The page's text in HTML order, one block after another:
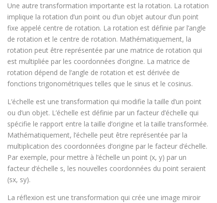
Une autre transformation importante est la rotation. La rotation
implique la rotation d’un point ou d’un objet autour d’un point
fixe appelé centre de rotation. La rotation est définie par l’angle
de rotation et le centre de rotation. Mathématiquement, la
rotation peut être représentée par une matrice de rotation qui
est multipliée par les coordonnées d’origine. La matrice de
rotation dépend de l’angle de rotation et est dérivée de
fonctions trigonométriques telles que le sinus et le cosinus.
L’échelle est une transformation qui modifie la taille d’un point
ou d’un objet. L’échelle est définie par un facteur d’échelle qui
spécifie le rapport entre la taille d’origine et la taille transformée.
Mathématiquement, l’échelle peut être représentée par la
multiplication des coordonnées d’origine par le facteur d’échelle.
Par exemple, pour mettre à l’échelle un point (x, y) par un
facteur d’échelle s, les nouvelles coordonnées du point seraient
(sx, sy).
La réflexion est une transformation qui crée une image miroir